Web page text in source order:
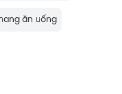
ăn uống